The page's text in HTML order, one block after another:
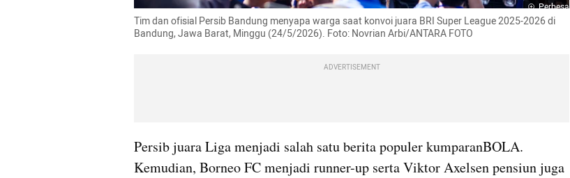
Perbesar
Tim dan ofisial Persib Bandung menyapa warga saat konvoi juara BRI Super League 2025-2026 di
Bandung, Jawa Barat, Minggu (24/5/2026). Foto: Novrian Arbi/ANTARA FOTO
ADVERTISEMENT
Persib juara Liga menjadi salah satu berita populer kumparanBOLA.
Kemudian, Borneo FC menjadi runner-up serta Viktor Axelsen pensiun juga